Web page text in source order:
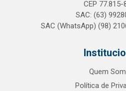
CEP 77.815-
SAC: (63)
SAC (WhatsApp) (98)
Quem
Política de